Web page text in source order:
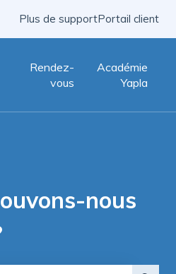
le sous-menu pour les
Plus de supportPortail client
Rendez-
vous
Académie
Yapla
nous